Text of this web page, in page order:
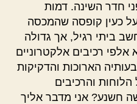
חדר השינה. דמות
כעין קופסה שהמכסה
ביתי רגיל, אך גדולה
רכיבים אלקטרוניים
הארוכות והדקיקות
והרכיבים
חשנע? אני מדבר אליך